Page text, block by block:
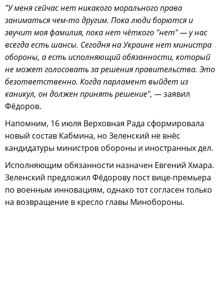
"У меня сейчас нет никакого морального права
заниматься чем-то другим. Пока люди борются и
звучит моя фамилия, пока нет чёткого "нет" — у нас
всегда есть шансы. Сегодня на Украине нет министра
обороны, а есть исполняющий обязанности, который
не может голосовать за решения правительства. Это
безответственно. Когда парламент выйдет из
каникул, он должен принять решение", —заявил
Фёдоров.
Напомним, 16 июля Верховная Рада сформировала
новый состав Кабмина, но Зеленский не внёс
кандидатуры министров обороны и иностранных дел.
Исполняющим обязанности назначен Евгений Хмара.
Зеленский предложил Фёдорову пост вице-премьера
по военным инновациям, однако тот согласен только
на возвращение в кресло главы Минобороны.